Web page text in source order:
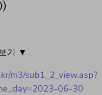
기 ▼
m3/sub1_2_view.asp?
06-30